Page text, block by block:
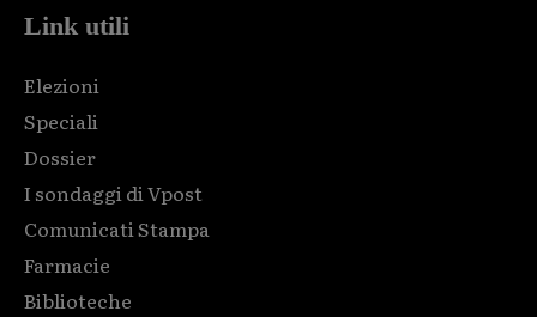
Link utili
Elezioni
Speciali
Dossier
I sondaggi di Vpost
Comunicati Stampa
Farmacie
Biblioteche